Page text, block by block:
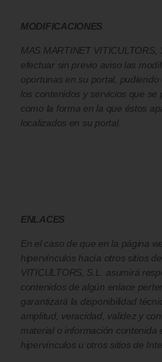
MODIFICACIONES
MAS MARTINET
efectuar sin previo aviso las
oportunas en su portal,
los contenidos y servicios que
como la forma en la que éstos
localizados en su portal.
ENLACES
En el caso de que en la página
hipervínculos hacía otros sitios
VITICULTORS, S.L. asumirá
contenidos de algún enlace
garantizará la disponibilidad
amplitud, veracidad, validez y
material o información contenida
hipervínculos u otros sitios de